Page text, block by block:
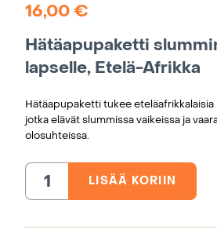
16,00€
Hätäapupaketti
lapselle, Etelä-Afrikka
Hätäapupaketti tukee eteläafrikkalaisia
jotka elävät slummissa vaikeissa ja
olosuhteissa.
Hätäapupaketti
Afrikka
LISÄÄ KORIIN